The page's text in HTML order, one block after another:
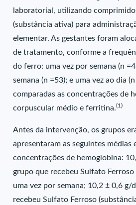
laboratorial, utilizando
(substância ativa) para
elementar. As gestantes foram
de tratamento, conforme a
do ferro: uma vez por semana (n
semana (n =53); e uma vez ao dia
comparadas as concentrações de
corpuscular médio e ferritina.(1)
Antes da intervenção, os grupos
apresentaram as seguintes médias
concentrações de hemoglobina:
grupo que recebeu Sulfato
uma vez por semana; 10,2 ± 0,6 g/
recebeu Sulfato Ferroso